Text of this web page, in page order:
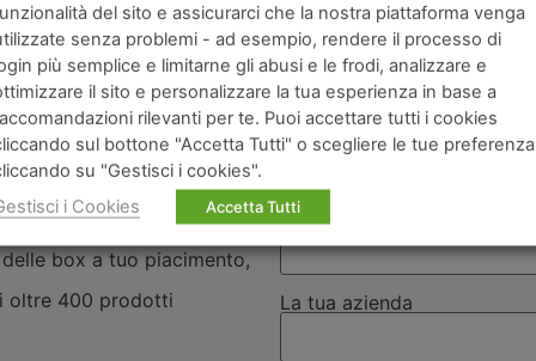
in tutto il mondo,
per assicurarti la
box a tuo piacimento,
oltre 400 prodotti
Compila il modulo
aziende e una
commerciale.
Il tuo nome
La tua email
La tua azienda
del sito e assicurarci che la nostra piattaforma venga
senza problemi - ad esempio, rendere il processo di
più semplice e limitarne gli abusi e le frodi, analizzare e
il sito e personalizzare la tua esperienza in base a
rilevanti per te. Puoi accettare tutti i cookies
sul bottone "Accetta Tutti" o scegliere le tue preferenza
su "Gestisci i cookies".
i Cookies
Accetta Tutti